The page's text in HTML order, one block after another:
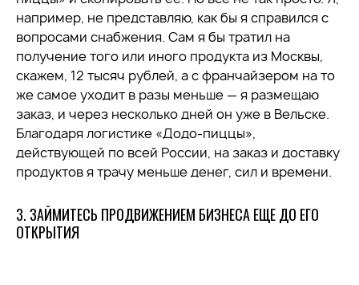
например, не представляю, как бы я справился с
вопросами снабжения. Сам я бы тратил на
получение того или иного продукта из Москвы,
скажем, 12 тысяч рублей, а с франчайзером на то
же самое уходит в разы меньше — я размещаю
заказ, и через несколько дней он уже в Вельске.
Благодаря логистике «Додо-пиццы»,
действующей по всей России, на заказ и доставку
продуктов я трачу меньше денег, сил и времени.
3. ЗАЙМИТЕСЬ ПРОДВИЖЕНИЕМ БИЗНЕСА ЕЩЕ ДО ЕГО
ОТКРЫТИЯ